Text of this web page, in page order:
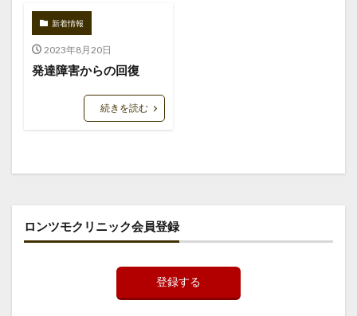
新着情報
2023年8月20日
発達障害からの回復
続きを読む
ロンツモクリニック会員登録
登録する